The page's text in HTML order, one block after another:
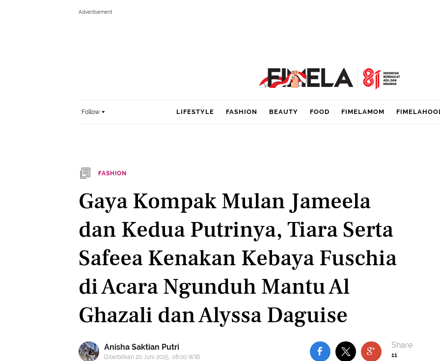
Follow LIFESTYLE FASHION BEAUTY FOOD FIMELAMOM
FASHION
Gaya Kompak Mulan Jameela
dan Kedua Putrinya, Tiara Serta
Safeea Kenakan Kebaya Fuschia
di Acara Ngunduh Mantu Al
Ghazali dan Alyssa Daguise
Anisha Saktian Putri
Diterbitkan 20 Juni 2025, 08:00 WIB 11